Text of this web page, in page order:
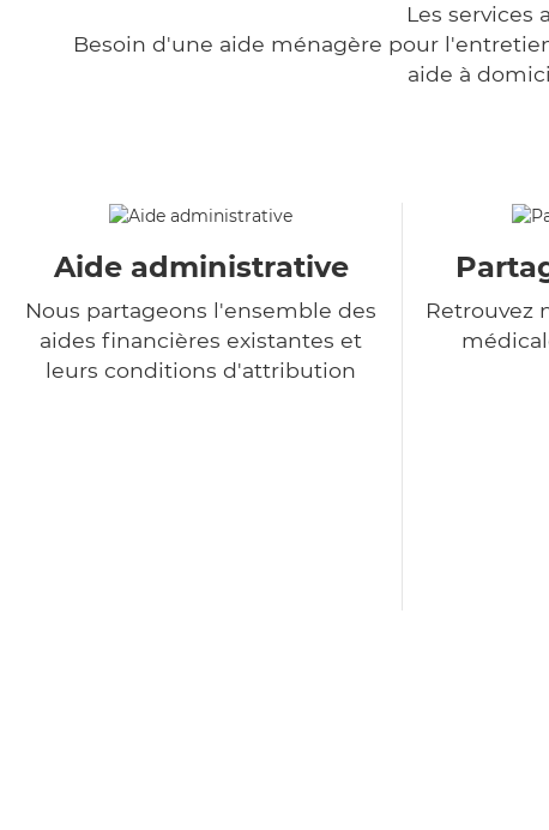
Les services
Besoin d'une aide ménagère pour
aide à
Aide administrative
Nous partageons l'ensemble des
aides financières existantes et
leurs conditions d'attribution
Retrouvez